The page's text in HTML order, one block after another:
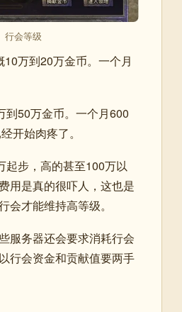
行会等级
10万到20万金币。一个月
到50万金币。一个月600
始肉疼了。
起步，高的甚至100万以
用是真的很吓人，这也是
会才能维持高等级。
服务器还会要求消耗行会
行会资金和贡献值要两手